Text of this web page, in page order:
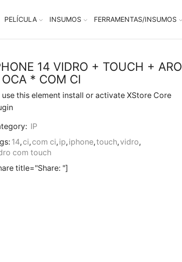
PELÍCULA INSUMOS FERRAMENTAS/INSUMOS
14 VIDRO + TOUCH + ARO
* COM CI
use this element install or activate XStore Core
IP
14, ci, com ci, ip, iphone,touch,vidro,
com touch
title="Share: "]